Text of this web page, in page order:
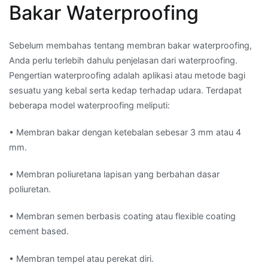
Bakar Waterproofing
Sebelum membahas tentang membran bakar waterproofing,
Anda perlu terlebih dahulu penjelasan dari waterproofing.
Pengertian waterproofing adalah aplikasi atau metode bagi
sesuatu yang kebal serta kedap terhadap udara. Terdapat
beberapa model waterproofing meliputi:
• Membran bakar dengan ketebalan sebesar 3 mm atau 4
mm.
• Membran poliuretana lapisan yang berbahan dasar
poliuretan.
• Membran semen berbasis coating atau flexible coating
cement based.
• Membran tempel atau perekat diri.